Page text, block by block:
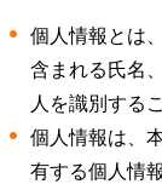
個人情報とは
含まれる氏名
人を識別する
個人情報は、
有する個人情